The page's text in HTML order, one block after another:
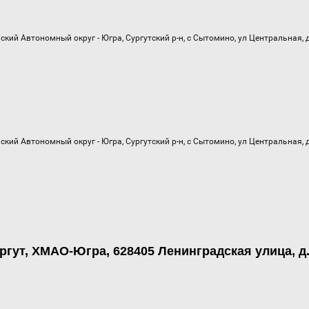
ХМАО-Югра, 628405 Ленинградская улица,